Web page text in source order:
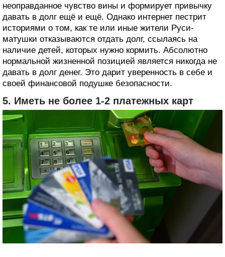
неоправданное чувство вины и формирует привычку
давать в долг ещё и ещё. Однако интернет пестрит
историями о том, как те или иные жители Руси-
матушки отказываются отдать долг, ссылаясь на
наличие детей, которых нужно кормить. Абсолютно
нормальной жизненной позицией является никогда не
давать в долг денег. Это дарит уверенность в себе и
своей финансовой подушке безопасности.
5. Иметь не более 1-2 платежных карт